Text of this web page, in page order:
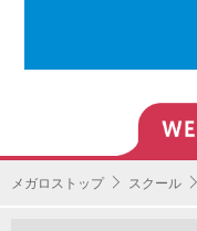
メガロストップ スクール